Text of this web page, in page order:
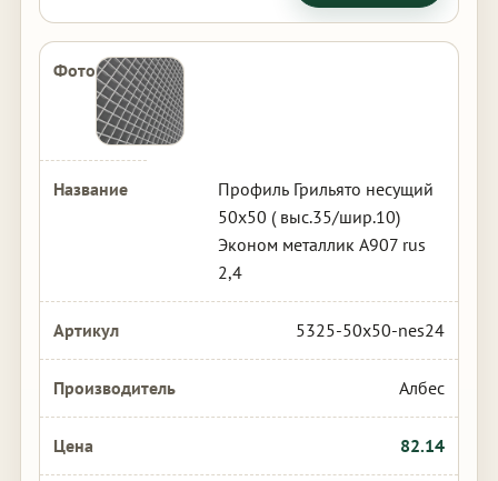
Профиль Грильято несущий
50х50 ( выс.35/шир.10)
Эконом металлик А907 rus
2,4
5325-50x50-nes24
Албес
82.14